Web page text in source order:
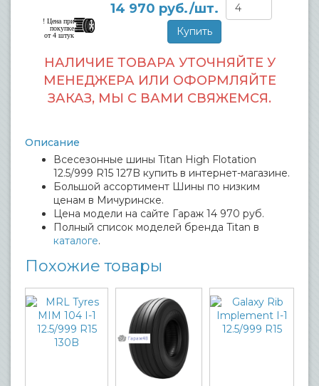
! Цена при
покупке
от 4 штук
14 970 руб./шт.
НАЛИЧИЕ ТОВАРА УТОЧНЯЙТЕ У
МЕНЕДЖЕРА ИЛИ ОФОРМЛЯЙТЕ
ЗАКАЗ, МЫ С ВАМИ СВЯЖЕМСЯ.
Описание
Всесезонные шины Titan High Flotation
12.5/999 R15 127B купить в интернет-магазине.
Большой ассортимент Шины по низким
ценам в Мичуринске.
Цена модели на сайте Гараж 14 970 руб.
Полный список моделей бренда Titan в
каталоге.
Похожие товары